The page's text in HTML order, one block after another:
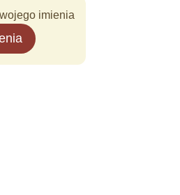
imienia